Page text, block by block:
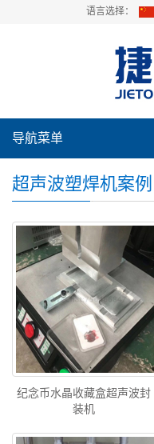
语言选择：
导航菜单
超声波塑焊机案例
纪念币水晶收藏盒超声波封
装机